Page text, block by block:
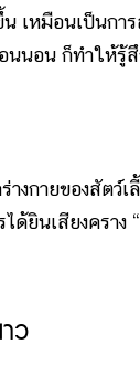
นเป็นการสร้
นอน ก็ทำให้รู้
ายของสัตว์เลี้
ยินเสียงคราง
ว